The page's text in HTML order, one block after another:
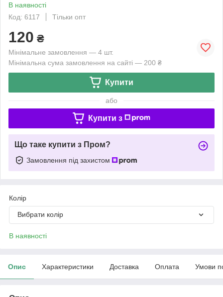
В наявності
Код: 6117
Тільки опт
120 ₴
Мінімальне замовлення — 4 шт.
Мінімальна сума замовлення на сайті — 200 ₴
Купити
або
Купити з
Що таке купити з Пром?
Замовлення під захистом
Колір
Вибрати колір
В наявності
Опис Характеристики Доставка Оплата Умови